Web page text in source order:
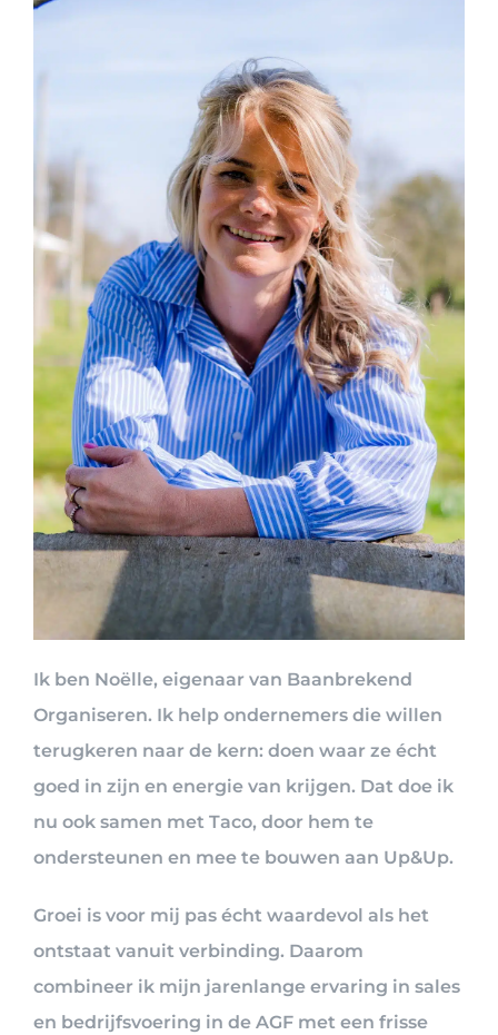
Ik ben Noëlle, eigenaar van Baanbrekend
Organiseren. Ik help ondernemers die willen
terugkeren naar de kern: doen waar ze écht
goed in zijn en energie van krijgen. Dat doe ik
nu ook samen met Taco, door hem te
ondersteunen en mee te bouwen aan Up&Up.
Groei is voor mij pas écht waardevol als het
ontstaat vanuit verbinding. Daarom
combineer ik mijn jarenlange ervaring in sales
en bedrijfsvoering in de AGF met een frisse